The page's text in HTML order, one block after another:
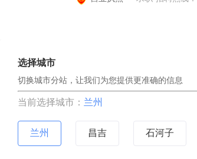
选择城市
切换城市分站，让我们为您提供更准确的信息
当前选择城市： 兰州
兰州 昌吉 石河子